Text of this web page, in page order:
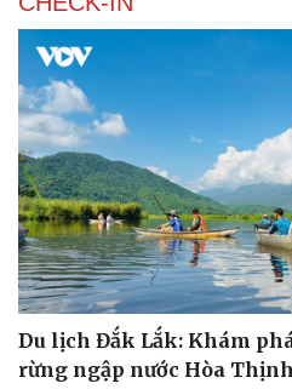
Du lịch Đắk Lắk: Khám
rừng ngập nước Hòa Thịnh